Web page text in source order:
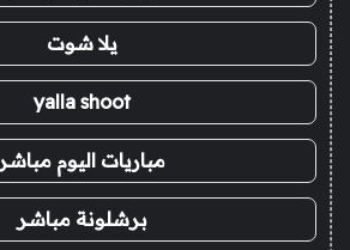
يلا شوت
yalla shoot
مباريات اليوم مباشر
برشلونة مباشر